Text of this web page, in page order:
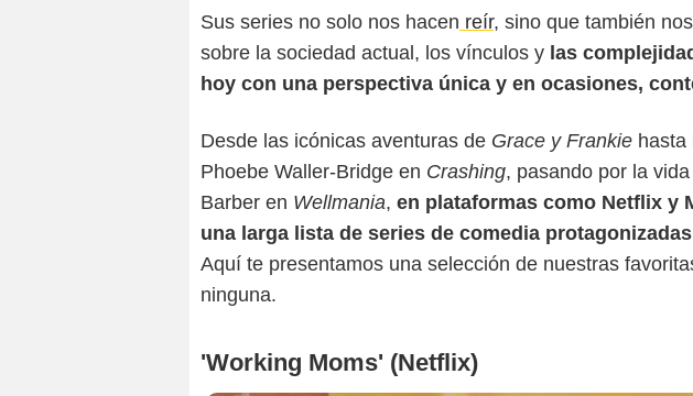
Sus series no solo nos hacen reír, sino que también
sobre la sociedad actual, los vínculos y las
hoy con una perspectiva única y en ocasiones,
Desde las icónicas aventuras de Grace y Frankie hasta
Phoebe Waller-Bridge en Crashing, pasando por la
Barber en Wellmania, en plataformas como Netflix y
una larga lista de series de comedia
Aquí te presentamos una selección de nuestras
ninguna.
'Working Moms' (Netflix)